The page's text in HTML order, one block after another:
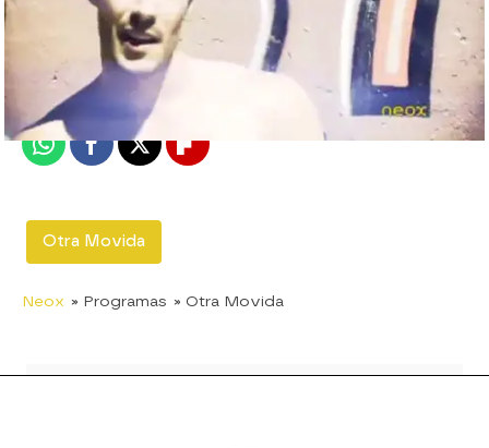
Madrid
Publicado: 01 de septiembre de 2011, 17:36
WhatsappFacebook
X Flipboard
Otra Movida
Neox » Programas » Otra Movida